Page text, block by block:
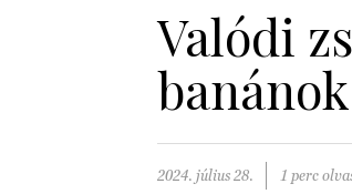
Valódi
2024. július 28. 1 perc